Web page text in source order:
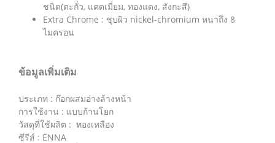
ชนิด(ตะกั่ว, แคดเมี่ยม, ทองแดง, สังกะสี)
Extra Chrome : ชุบผิว nickel-chromium หนาถึง 8
ไมครอน
ข้อมูลเพิ่มเติม
ประเภท : ก๊อกผสมอ่างล้างหน้า
การใช้งาน : แบบก้านโยก
วัสดุที่ใช้ผลิต : ทองเหลือง
ซีรีส์ : ENNA